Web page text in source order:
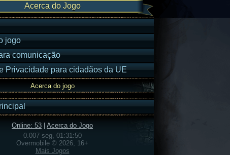
Acerca do Jogo
jogo
comunicação
Privacidade para cidadãos da UE
Acerca do jogo
Online: 53
Acerca do Jogo
0.007 seg, 01:31:50
Overmobile © 2026, 16+
Mais Jogos